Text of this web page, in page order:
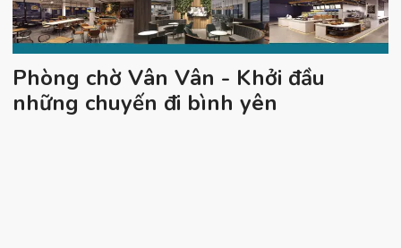
Phòng chờ Vân Vân - Khởi đầu
những chuyến đi bình yên